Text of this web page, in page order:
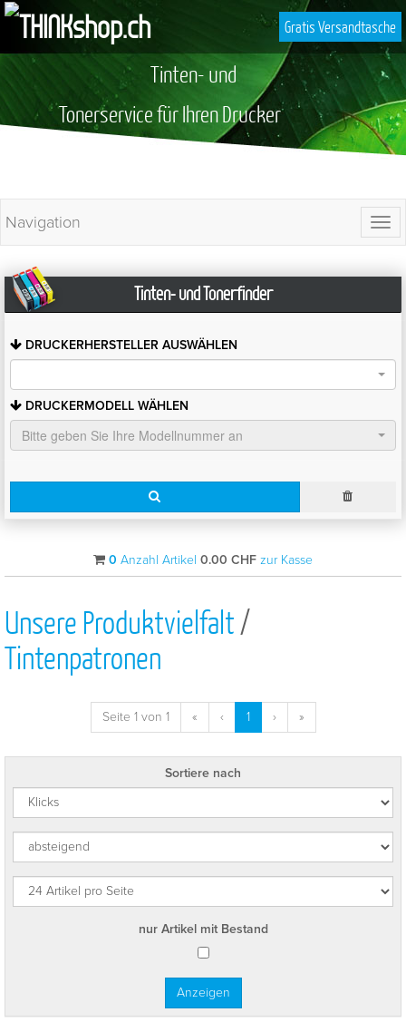
Gratis Versandtasche
Tinten- und
Tonerservice für Ihren Drucker
Navigation
Tinten- und Tonerfinder
DRUCKERHERSTELLER AUSWÄHLEN
DRUCKERMODELL WÄHLEN
Bitte geben Sie Ihre Modellnummer an
0 Anzahl Artikel 0.00 CHF zur Kasse
Unsere Produktvielfalt/
Tintenpatronen
Seite 1 von 1 « ‹ 1 › »
Sortiere nach
nur Artikel mit Bestand